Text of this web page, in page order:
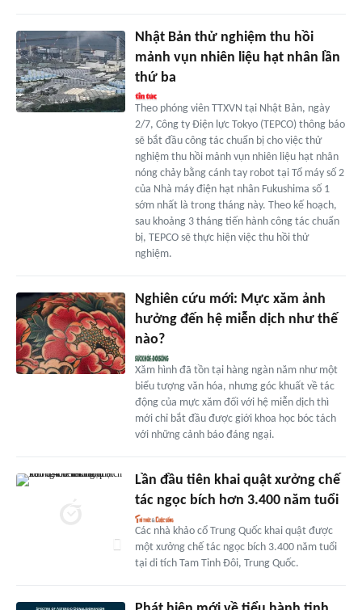
Nhật Bản thử nghiệm thu hồi
mảnh vụn nhiên liệu hạt nhân lần
thứ ba
Theo phóng viên TTXVN tại Nhật Bản, ngày
2/7, Công ty Điện lực Tokyo (TEPCO) thông báo
sẽ bắt đầu công tác chuẩn bị cho việc thử
nghiệm thu hồi mảnh vụn nhiên liệu hạt nhân
nóng chảy bằng cánh tay robot tại Tổ máy số 2
của Nhà máy điện hạt nhân Fukushima số 1
sớm nhất là trong tháng này. Theo kế hoạch,
sau khoảng 3 tháng tiến hành công tác chuẩn
bị, TEPCO sẽ thực hiện việc thu hồi thử
nghiệm.
Nghiên cứu mới: Mực xăm ảnh
hưởng đến hệ miễn dịch như thế
nào?
Xăm hình đã tồn tại hàng ngàn năm như một
biểu tượng văn hóa, nhưng góc khuất về tác
động của mực xăm đối với hệ miễn dịch thì
mới chỉ bắt đầu được giới khoa học bóc tách
với những cảnh báo đáng ngại.
Lần đầu tiên khai quật xưởng chế
tác ngọc bích hơn 3.400 năm tuổi
Các nhà khảo cổ Trung Quốc khai quật được
một xưởng chế tác ngọc bích 3.400 năm tuổi
tại di tích Tam Tinh Đôi, Trung Quốc.